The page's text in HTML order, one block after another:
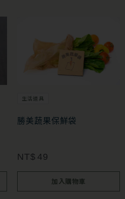
生活道具
勝美蔬果保鮮袋
NT$ 49
加入購物車